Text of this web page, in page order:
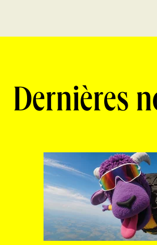
Dernières